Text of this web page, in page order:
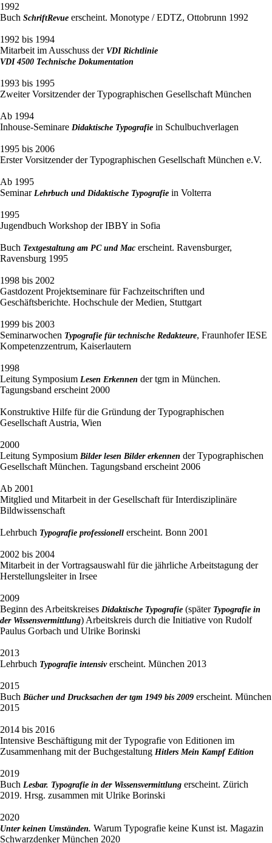
1992
Buch SchriftRevue erscheint. Monotype / EDTZ, Ottobrunn 1992
1992 bis 1994
Mitarbeit im Ausschuss der VDI Richtlinie
VDI 4500 Technische Dokumentation
1993 bis 1995
Zweiter Vorsitzender der Typographischen Gesellschaft München
Ab 1994
Inhouse-Seminare Didaktische Typografie in Schulbuchverlagen
1995 bis 2006
Erster Vorsitzender der Typographischen Gesellschaft München e.V.
Ab 1995
Seminar Lehrbuch und Didaktische Typografie in Volterra
1995
Jugendbuch Workshop der IBBY in Sofia
Buch Textgestaltung am PC und Mac erscheint. Ravensburger,
Ravensburg 1995
1998 bis 2002
Gastdozent Projektseminare für Fachzeitschriften und
Geschäftsberichte. Hochschule der Medien, Stuttgart
1999 bis 2003
Seminarwochen Typografie für technische Redakteure, Fraunhofer IESE
Kompetenzzentrum, Kaiserlautern
1998
Leitung Symposium Lesen Erkennen der tgm in München.
Tagungsband erscheint 2000
Konstruktive Hilfe für die Gründung der Typographischen
Gesellschaft Austria, Wien
2000
Leitung Symposium Bilder lesen Bilder erkennen der Typographischen
Gesellschaft München. Tagungsband erscheint 2006
Ab 2001
Mitglied und Mitarbeit in der Gesellschaft für Interdisziplinäre
Bildwissenschaft
Lehrbuch Typografie professionell erscheint. Bonn 2001
2002 bis 2004
Mitarbeit in der Vortragsauswahl für die jährliche Arbeitstagung der
Herstellungsleiter in Irsee
2009
Beginn des Arbeitskreises Didaktische Typografie (später Typografie in
der Wissensvermittlung) Arbeitskreis durch die Initiative von Rudolf
Paulus Gorbach und Ulrike Borinski
2013
Lehrbuch Typografie intensiverscheint. München 2013
2015
Buch Bücher und Drucksachen der tgm 1949 bis 2009 erscheint. München
2015
2014 bis 2016
Intensive Beschäftigung mit der Typografie von Editionen im
Zusammenhang mit der Buchgestaltung Hitlers Mein Kampf Edition
2019
Buch Lesbar. Typografie in der Wissensvermittlung erscheint. Zürich
2019. Hrsg. zusammen mit Ulrike Borinski
2020
Unter keinen Umständen. Warum Typografie keine Kunst ist. Magazin
Schwarzdenker München 2020